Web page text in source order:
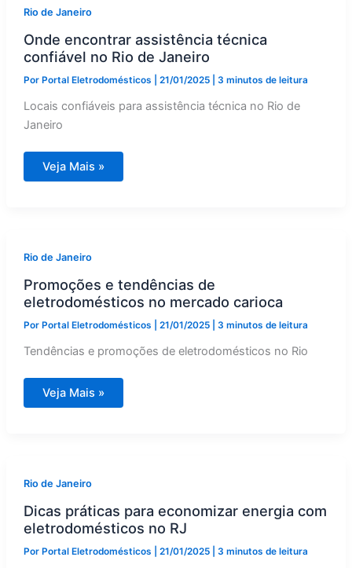
Rio
de
Janeiro
Rio de Janeiro
Onde encontrar assistência técnica
confiável no Rio de Janeiro
Por Portal Eletrodomésticos 21/01/2025 3 minutos de leitura
Locais confiáveis para assistência técnica no Rio de
Janeiro
Onde
encontrar
Janeiro
Veja Mais »
Rio de Janeiro
Promoções e tendências de
eletrodomésticos no mercado carioca
Por Portal Eletrodomésticos 21/01/2025 3 minutos de leitura
Tendências e promoções de eletrodomésticos no Rio
Promoções
Veja Mais »
Rio de Janeiro
Dicas práticas para economizar energia com
eletrodomésticos no RJ
Por Portal Eletrodomésticos 21/01/2025 3 minutos de leitura